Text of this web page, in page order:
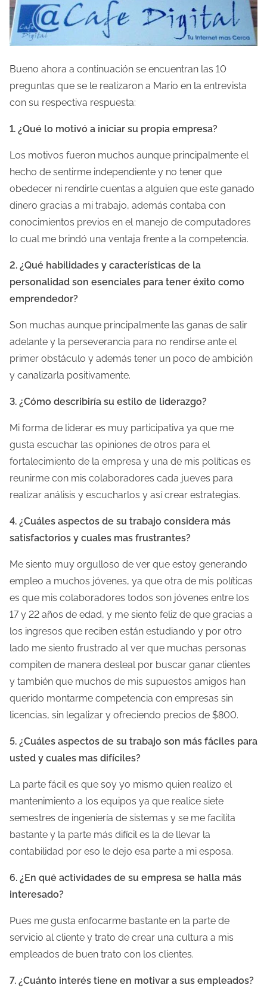
Bueno ahora a continuación se encuentran las 10
preguntas que se le realizaron a Mario en la entrevista
con su respectiva respuesta:
1. ¿Qué lo motivó a iniciar su propia empresa?
Los motivos fueron muchos aunque principalmente el
hecho de sentirme independiente y no tener que
obedecer ni rendirle cuentas a alguien que este ganado
dinero gracias a mi trabajo, además contaba con
conocimientos previos en el manejo de computadores
lo cual me brindó una ventaja frente a la competencia.
2. ¿Qué habilidades y características de la
personalidad son esenciales para tener éxito como
emprendedor?
Son muchas aunque principalmente las ganas de salir
adelante y la perseverancia para no rendirse ante el
primer obstáculo y además tener un poco de ambición
y canalizarla positivamente.
3. ¿Cómo describiría su estilo de liderazgo?
Mi forma de liderar es muy participativa ya que me
gusta escuchar las opiniones de otros para el
fortalecimiento de la empresa y una de mis políticas es
reunirme con mis colaboradores cada jueves para
realizar análisis y escucharlos y así crear estrategias.
4. ¿Cuáles aspectos de su trabajo considera más
satisfactorios y cuales mas frustrantes?
Me siento muy orgulloso de ver que estoy generando
empleo a muchos jóvenes, ya que otra de mis políticas
es que mis colaboradores todos son jóvenes entre los
17 y 22 años de edad, y me siento feliz de que gracias a
los ingresos que reciben están estudiando y por otro
lado me siento frustrado al ver que muchas personas
compiten de manera desleal por buscar ganar clientes
y también que muchos de mis supuestos amigos han
querido montarme competencia con empresas sin
licencias, sin legalizar y ofreciendo precios de $800.
5. ¿Cuáles aspectos de su trabajo son más fáciles para
usted y cuales mas difíciles?
La parte fácil es que soy yo mismo quien realizo el
mantenimiento a los equipos ya que realice siete
semestres de ingeniería de sistemas y se me facilita
bastante y la parte más difícil es la de llevar la
contabilidad por eso le dejo esa parte a mi esposa.
6. ¿En qué actividades de su empresa se halla más
interesado?
Pues me gusta enfocarme bastante en la parte de
servicio al cliente y trato de crear una cultura a mis
empleados de buen trato con los clientes.
7. ¿Cuánto interés tiene en motivar a sus empleados?